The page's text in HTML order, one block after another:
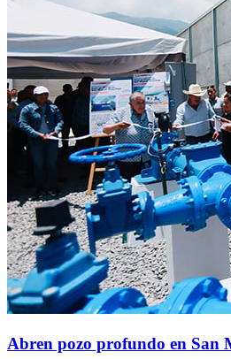
Abren pozo profundo en San